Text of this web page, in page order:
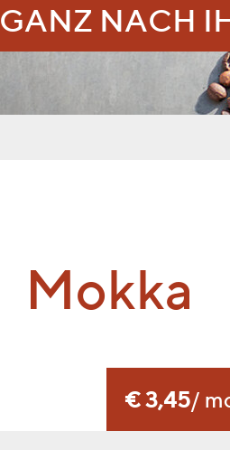
GANZ NACH
Mokka
€ 3,45/